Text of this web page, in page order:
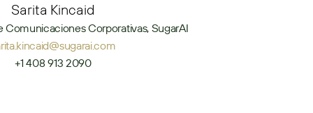
Sarita Kincaid
Comunicaciones Corporativas, SugarAI
+1 408 913 2090